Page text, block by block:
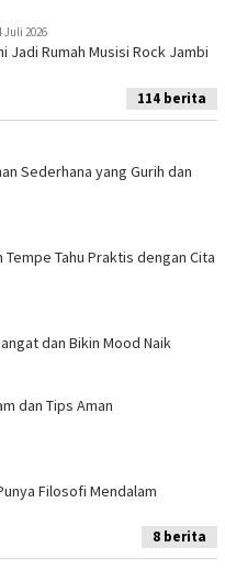
Juli 2026
Jadi Rumah Musisi Rock Jambi
114 berita
Sederhana yang Gurih dan
Tahu Praktis dengan Cita
dan Bikin Mood Naik
dan Tips Aman
Filosofi Mendalam
8 berita